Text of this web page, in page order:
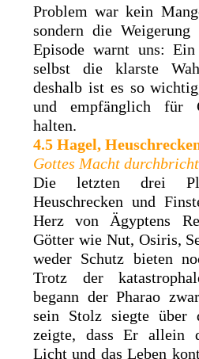
Problem war kein
sondern die
Episode warnt uns:
selbst die klarste
deshalb ist es so
und empfänglich für
halten.
4.5 Hagel,
Gottes Macht
Die letzten drei
Heuschrecken und
Herz von Ägyptens
Götter wie Nut, Osiris,
weder Schutz bieten
Trotz der
begann der Pharao
sein Stolz siegte über
zeigte, dass Er allein
Licht und das Leben